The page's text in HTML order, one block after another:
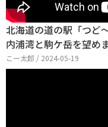
北海道の道の駅「つど
内浦湾と駒ケ岳を望め
こー太郎 / 2024-05-19